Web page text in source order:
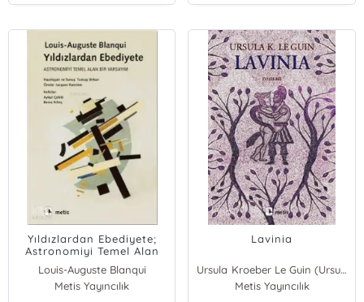
Yıldızlardan Ebediyete;
Astronomiyi Temel Alan
Bir Varsayım
Louis-Auguste Blanqui
Metis Yayıncılık
Lavinia
Ursula Kroeber Le Guin (Ursula K. LeGuin)
Metis Yayıncılık